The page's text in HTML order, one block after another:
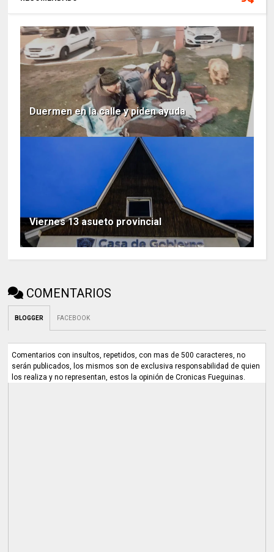
Duermen en la calle y piden ayuda
Viernes 13 asueto provincial
COMENTARIOS
BLOGGER FACEBOOK
Comentarios con insultos, repetidos, con mas de 500 caracteres, no
serán publicados, los mismos son de exclusiva responsabilidad de quien
los realiza y no representan, estos la opinión de Cronicas Fueguinas.